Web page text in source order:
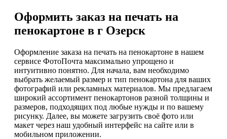
Оформить заказ на печать на
пенокартоне в г Озерск
Оформление заказа на печать на пенокартоне в нашем
сервисе ФотоПочта максимально упрощено и
интуитивно понятно. Для начала, вам необходимо
выбрать желаемый размер и тип пенокартона для ваших
фотографий или рекламных материалов. Мы предлагаем
широкий ассортимент пенокартонов разной толщины и
размеров, подходящих под любые нужды и по вашему
рисунку. Далее, вы можете загрузить своё фото или
макет через наш удобный интерфейс на сайте или в
мобильном приложении.